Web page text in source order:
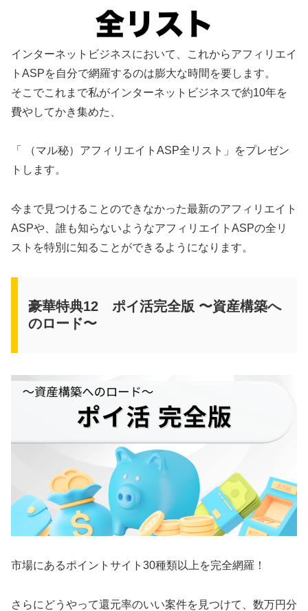
インターネットビジネスにおいて、これからアフィリエイ
トASPを自分で網羅するのは膨大な時間を要します。
そこでこれまで私がインターネットビジネスで約10年を
費やしてかき集めた、
「 （マル秘）アフィリエイトASP全リスト」をプレゼン
トします。
今まで見つけることのできなかった最新のアフィリエイト
ASPや、誰も知らないようなアフィリエイトASPの全リ
ストを特別に知ることができるようになります。
豪華特典12 ポイ活完全版 〜資産構築へ
のロード〜
市場にあるポイントサイト30種類以上を完全網羅！
さらにどうやって還元率のいい案件を見つけて、数万円分